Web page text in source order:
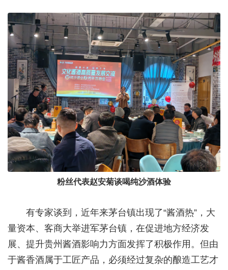
粉丝代表赵安菊谈喝纯沙酒体验
有专家谈到，近年来茅台镇出现了“酱酒热”，大
量资本、客商大举进军茅台镇，在促进地方经济发
展、提升贵州酱酒影响力方面发挥了积极作用。但由
于酱香酒属于工匠产品，必须经过复杂的酿造工艺才